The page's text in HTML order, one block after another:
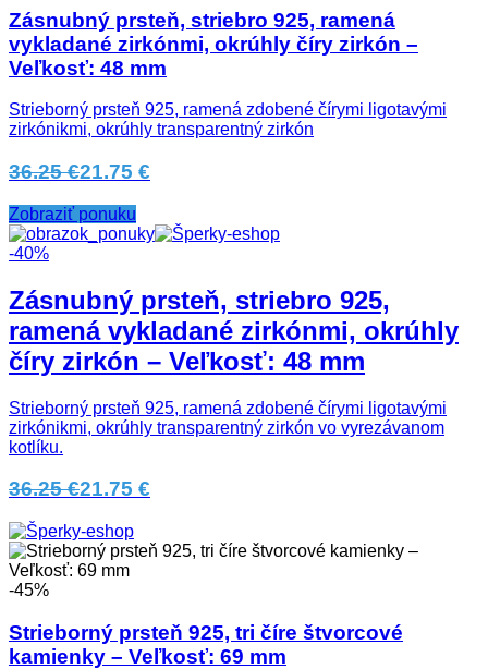
Zásnubný prsteň, striebro 925, ramená
vykladané zirkónmi, okrúhly číry zirkón –
Veľkosť: 48 mm
Strieborný prsteň 925, ramená zdobené čírymi ligotavými
zirkónikmi, okrúhly transparentný zirkón
36.25 €21.75 €
Zobraziť ponuku
-40%
Zásnubný prsteň, striebro 925,
ramená vykladané zirkónmi, okrúhly
číry zirkón – Veľkosť: 48 mm
Strieborný prsteň 925, ramená zdobené čírymi ligotavými
zirkónikmi, okrúhly transparentný zirkón vo vyrezávanom
kotlíku.
36.25 €21.75 €
-45%
Strieborný prsteň 925, tri číre štvorcové
kamienky – Veľkosť: 69 mm